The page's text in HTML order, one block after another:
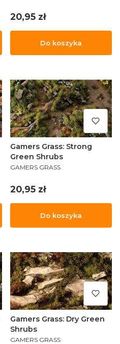
Cena
20,95 zł
Do koszyka
Gamers Grass: Strong
Green Shrubs
PRODUCENT
GAMERS GRASS
Cena
20,95 zł
Do koszyka
Gamers Grass: Dry Green
Shrubs
PRODUCENT
GAMERS GRASS